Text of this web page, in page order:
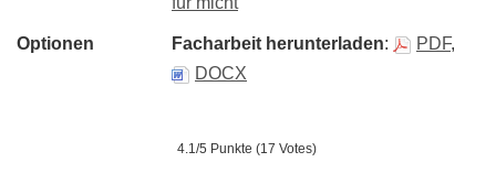
Optionen Facharbeit herunterladen: PDF,
DOCX
4.1/5 Punkte (17 Votes)